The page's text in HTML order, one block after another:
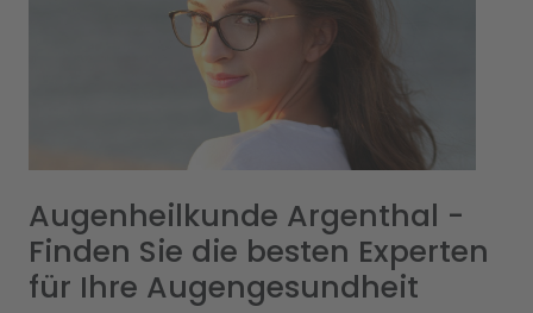
Augenheilkunde Argenthal -
Finden Sie die besten Experten
für Ihre Augengesundheit